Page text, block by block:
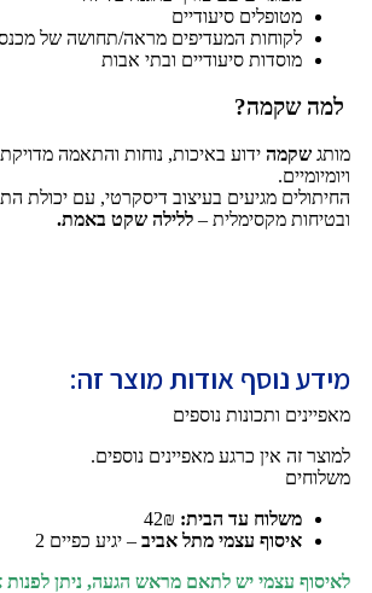
מטופלים סיעודיים
לקוחות המעדיפים מראה/תחושה של
מוסדות סיעודיים ובתי אבות
למה שקמה?
מותג שקמה ידוע באיכות, נוחות והתאמה
ויומיומיים.
החיתולים מגיעים בעיצוב דיסקרטי, עם יכולת
ובטיחות מקסימלית – ללילה שקט באמת.
מידע נוסף אודות מוצר זה:
מאפיינים ותכונות נוספים
למוצר זה אין כרגע מאפיינים נוספים.
משלוחים
משלוח עד הבית:
איסוף עצמי מתל אביב – יגיע כפיים 2
לאיסוף עצמי יש לתאם מראש הגעה, ניתן לפנות